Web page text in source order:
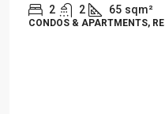
2 2 65 sqm²
CONDOS & APARTMENTS,